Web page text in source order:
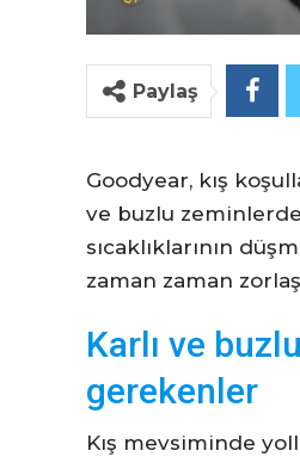
Paylaş
Goodyear, kış
ve buzlu
sıcaklıklarının
zaman zaman
Karlı ve
gerekenler
Kış mevsiminde